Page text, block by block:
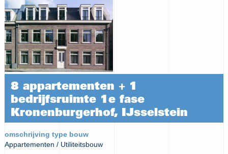
8 appartementen + 1
bedrijfsruimte 1e fase
Kronenburgerhof, IJsselstein
omschrijving type bouw
Appartementen / Utiliteitsbouw